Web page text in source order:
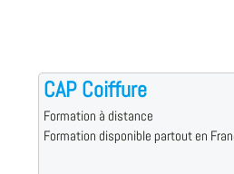
CAP Coiffure
Formation à distance
Formation disponible partout en